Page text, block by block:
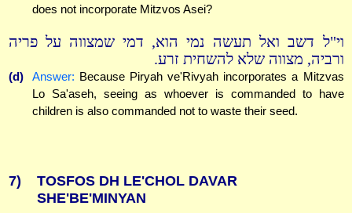
does not incorporate Mitzvos Asei?
וי"ל דשב ואל תעשה נמי הוא, דמי שמצווה על פריה
ורביה, מצווה שלא להשחית זרע.
(d) Answer: Because Piryah ve'Rivyah incorporates a Mitzvas
Lo Sa'aseh, seeing as whoever is commanded to have
children is also commanded not to waste their seed.
7)
TOSFOS DH LE'CHOL DAVAR
SHE'BE'MINYAN